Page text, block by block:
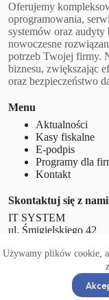
Używamy plików cookie,
Oferujemy
oprogramowania,
systemów oraz audyty
nowoczesne
potrzeb Twojej firmy.
biznesu, zwiększając
oraz bezpieczeństwo
Menu
Aktualności
Kasy fiskalne
E-podpis
Programy dla
Kontakt
Skontaktuj się z nami
IT SYSTEM
ul. Śmigielskiego 42
+48 62 597 77 01
lp.moc.metsysti